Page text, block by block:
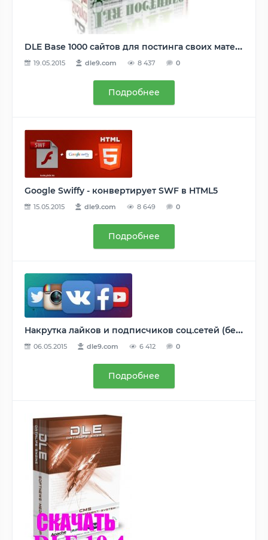
DLE Base 1000 сайтов для постинга своих материалов
19.05.2015 dle9.com 8 437 0
Подробнее
Google Swiffy - конвертирует SWF в HTML5
15.05.2015 dle9.com 8 649 0
Подробнее
Накрутка лайков и подписчиков соц.сетей (бесплатно)
06.05.2015 dle9.com 6 412 0
Подробнее